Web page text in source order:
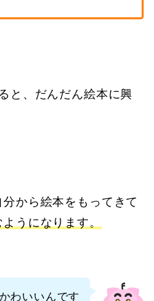
と、だんだん絵本に興
から絵本をもってきて
うになります。
わいいんです